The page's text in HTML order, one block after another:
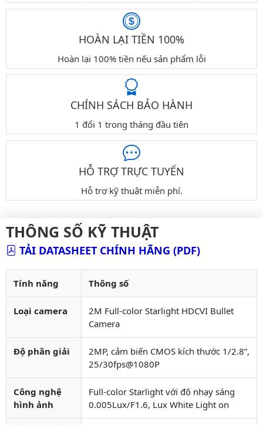
HOÀN LẠI TIỀN 100%
Hoàn lại 100% tiền nếu sản phẩm lỗi
CHÍNH SÁCH BẢO HÀNH
1 đổi 1 trong tháng đầu tiên
HỖ TRỢ TRỰC TUYẾN
Hỗ trợ kỹ thuật miễn phí.
THÔNG SỐ KỸ THUẬT
TẢI DATASHEET CHÍNH HÃNG (PDF)
Tính năng Thông số
Loại camera
2M Full-color Starlight HDCVI Bullet
Camera
Độ phân giải
2MP, cảm biến CMOS kích thước 1/2.8”,
25/30fps@1080P
Công nghệ
hình ảnh
Full-color Starlight với độ nhạy sáng
0.005Lux/F1.6, Lux White Light on